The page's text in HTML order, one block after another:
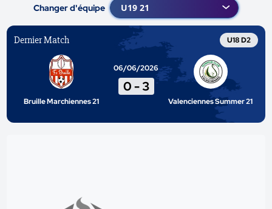
Changer d'équipe
Dernier Match U18 D2
Bruille Marchiennes 21
06/06/2026
0- 3
Valenciennes Summer 21